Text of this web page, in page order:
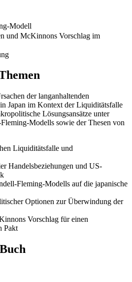
Modell
und McKinnons Vorschlag im
der langanhaltenden
Japan im Kontext der Liquiditätsfalle
Lösungsansätze unter
Modells sowie der Thesen von
Liquiditätsfalle und
Handelsbeziehungen und US-
Fleming-Modells auf die japanische
Optionen zur Überwindung der
Vorschlag für einen
Pakt